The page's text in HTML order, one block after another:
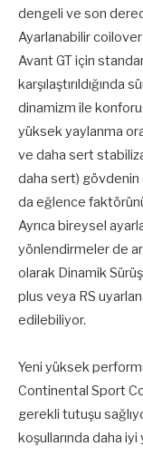
dengeli ve son
Ayarlanabilir
Avant GT için
dinamizm ile
yüksek yaylanma
ve daha sert
daha sert) gövdenin
da eğlence
Ayrıca bireysel
yönlendirmeler de
olarak Dinamik
plus veya RS
edilebiliyor.
Yeni yüksek
Continental Sport
gerekli tutuşu
koşullarında daha